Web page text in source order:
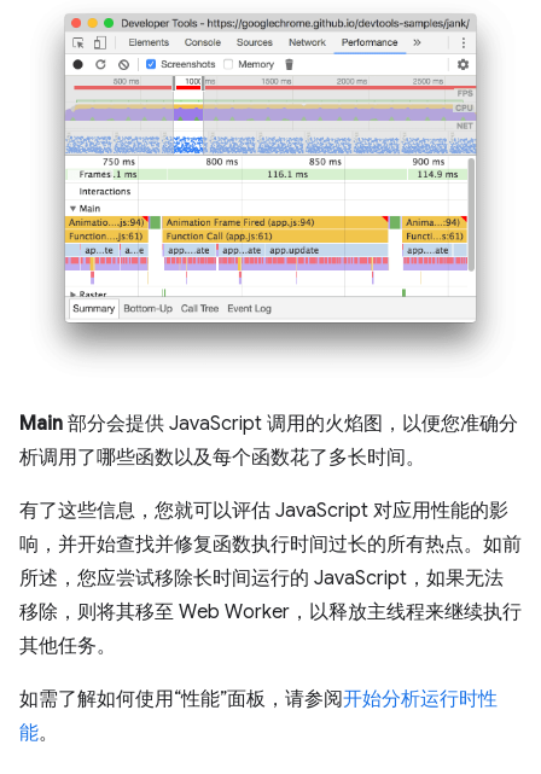
Main 部分会提供 JavaScript 调用的火焰图，以便您准确分
析调用了哪些函数以及每个函数花了多长时间。
有了这些信息，您就可以评估 JavaScript 对应用性能的影
响，并开始查找并修复函数执行时间过长的所有热点。如前
所述，您应尝试移除长时间运行的 JavaScript，如果无法
移除，则将其移至 Web Worker，以释放主线程来继续执行
其他任务。
如需了解如何使用“性能”面板，请参阅开始分析运行时性
能。